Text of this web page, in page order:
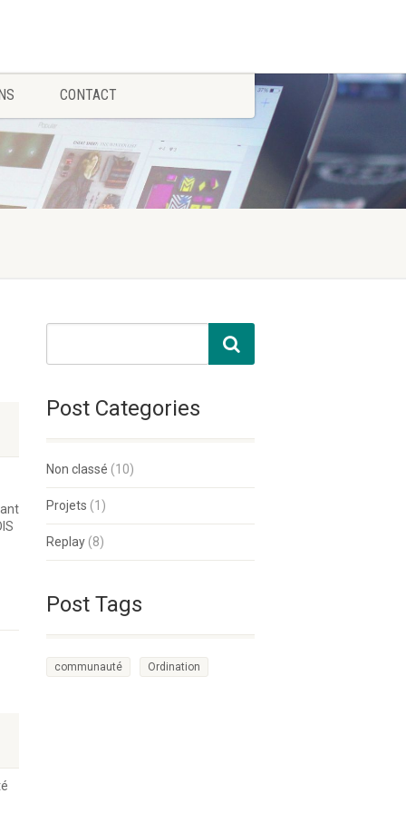
CONTACT
Post Categories
Non classé (10)
Projets (1)
Replay (8)
Post Tags
communauté Ordination